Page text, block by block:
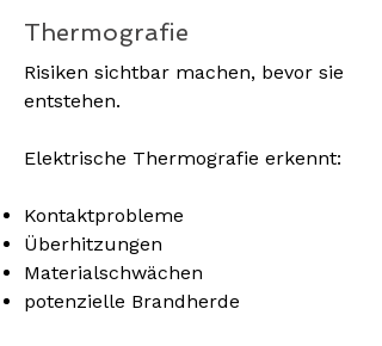
Thermografie
Risiken sichtbar machen, bevor sie
entstehen.
Elektrische Thermografie erkennt:
Kontaktprobleme
Überhitzungen
Materialschwächen
potenzielle Brandherde